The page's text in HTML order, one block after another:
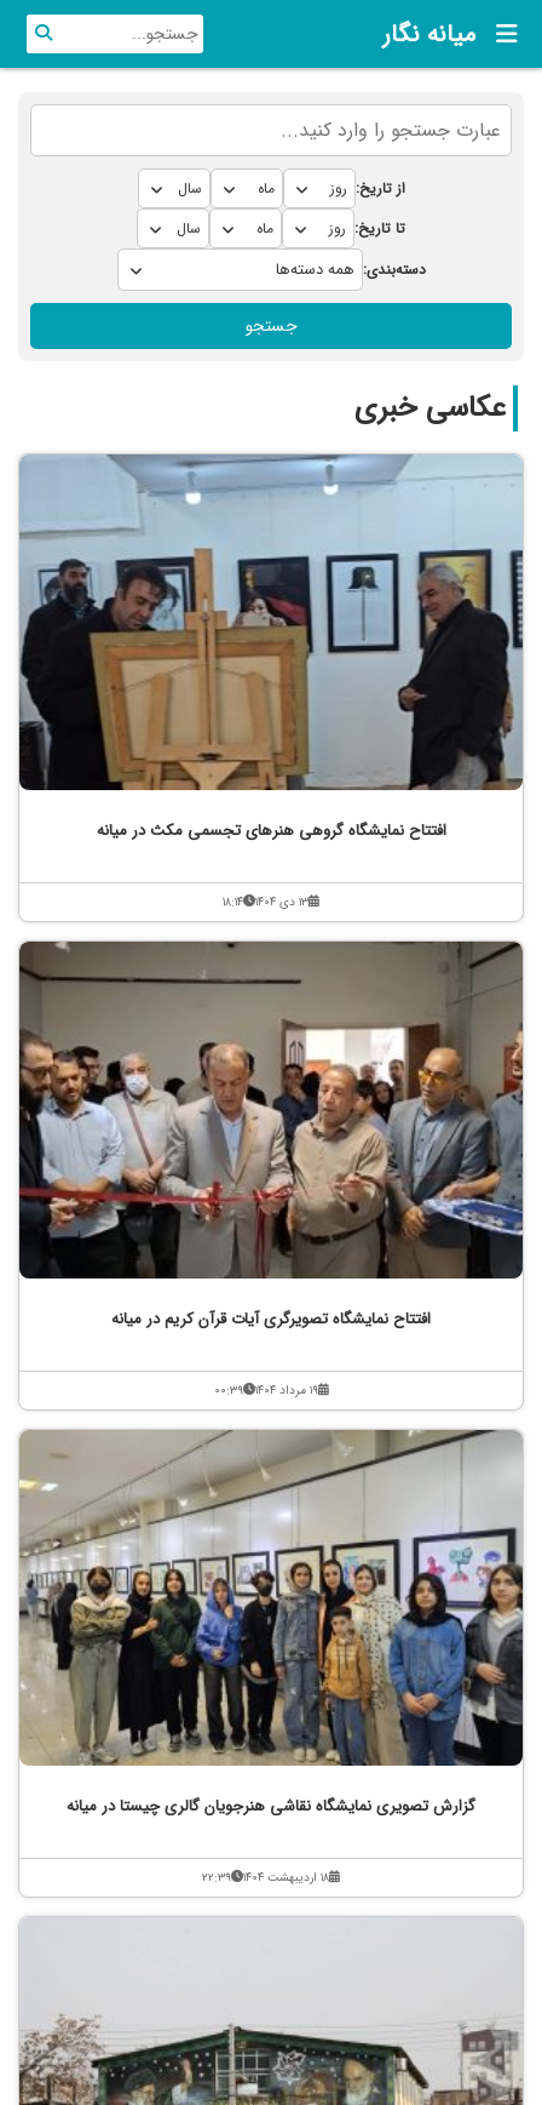
میانه نگار
از تاریخ:
تا تاریخ:
دسته‌بندی:
جستجو
عکاسی خبری
افتتاح نمایشگاه گروهی هنرهای تجسمی مکث در میانه
۱۳ دی ۱۴۰۴ ۱۸:۱۴
افتتاح نمایشگاه تصویرگری آیات قرآن کریم در میانه
۱۹ مرداد ۱۴۰۴ ۰۰:۳۹
گزارش تصویری نمایشگاه نقاشی هنرجویان گالری چیستا در میانه
۱۸ اردیبهشت ۱۴۰۴ ۲۲:۳۹